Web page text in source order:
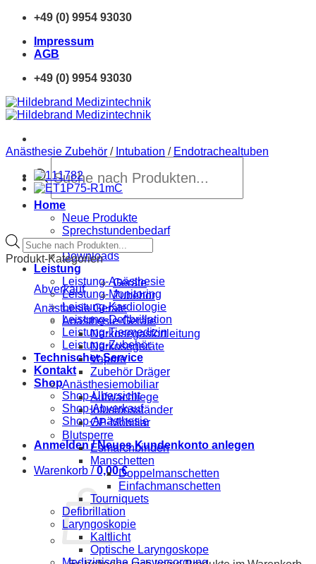
Zum
springen
+49 (0) 9954 93030
Impressum
AGB
+49 (0) 9954 93030
search
Home
Neue Produkte
Sprechstundenbedarf
Finanzierung
Downloads
Leistung
Leistung-Anästhesie
Leistung-Monitoring
Leistung-Kardiologie
Leistung-Defibrillation
Leistung-Tiermedizin
Leistung-Zubehör
Technischer Service
Kontakt
Shop
Shop-Übersicht
Shop-Abverkauf
Shop-Anästhesie
Anmelden / Neues Kundenkonto anlegen
Warenkorb /0,00€
Anästhesie Zubehör / Intubation / Endotrachealtuben
Products
search
Produkt-Kategorien
Abverkauf
Geräte
Zubehör
Anästhesie Geräte
Anästhesie-Geräte
Narkosegasfortleitung
Narkosegeräte
Vapore
Zubehör Dräger
Anästhesiemobiliar
Aufwachliege
Infusionsständer
OP-Mobiliar
Blutsperre
Esmarchbinden
Manschetten
Doppelmanschetten
Einfachmanschetten
Tourniquets
Defibrillation
Laryngoskopie
Kaltlicht
Optische Laryngoskope